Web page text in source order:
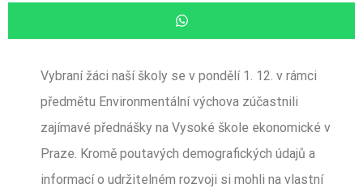
Vybraní žáci naší školy se v pondělí 1. 12. v rámci
předmětu Environmentální výchova zúčastnili
zajímavé přednášky na Vysoké škole ekonomické v
Praze. Kromě poutavých demografických údajů a
informací o udržitelném rozvoji si mohli na vlastní